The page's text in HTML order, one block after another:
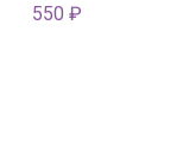
550 ₽